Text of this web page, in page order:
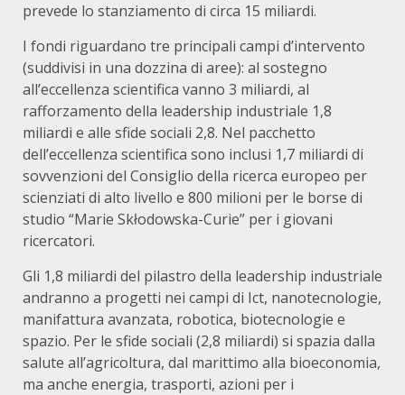
prevede lo stanziamento di circa 15 miliardi.
I fondi riguardano tre principali campi d’intervento
(suddivisi in una dozzina di aree): al sostegno
all’eccellenza scientifica vanno 3 miliardi, al
rafforzamento della leadership industriale 1,8
miliardi e alle sfide sociali 2,8. Nel pacchetto
dell’eccellenza scientifica sono inclusi 1,7 miliardi di
sovvenzioni del Consiglio della ricerca europeo per
scienziati di alto livello e 800 milioni per le borse di
studio “Marie Skłodowska-Curie” per i giovani
ricercatori.
Gli 1,8 miliardi del pilastro della leadership industriale
andranno a progetti nei campi di Ict, nanotecnologie,
manifattura avanzata, robotica, biotecnologie e
spazio. Per le sfide sociali (2,8 miliardi) si spazia dalla
salute all’agricoltura, dal marittimo alla bioeconomia,
ma anche energia, trasporti, azioni per i